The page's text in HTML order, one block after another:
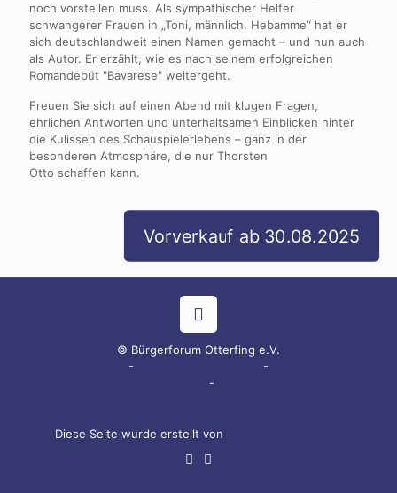
noch vorstellen muss. Als sympathischer Helfer
schwangerer Frauen in „Toni, männlich, Hebamme“ hat er
sich deutschlandweit einen Namen gemacht – und nun auch
als Autor. Er erzählt, wie es nach seinem erfolgreichen
Romandebüt "Bavarese" weitergeht.
Freuen Sie sich auf einen Abend mit klugen Fragen,
ehrlichen Antworten und unterhaltsamen Einblicken hinter
die Kulissen des Schauspielerlebens – ganz in der
besonderen Atmosphäre, die nur Thorsten
Otto schaffen kann.
Vorverkauf ab 30.08.2025
© Bürgerforum Otterfing e.V.
- -
-
Diese Seite wurde erstellt von